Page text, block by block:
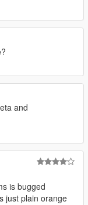
and
is bugged
just plain orange